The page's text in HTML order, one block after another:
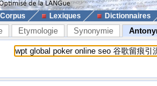
Corpus Lexiques Dictionnaires
Etymologie Synonymie